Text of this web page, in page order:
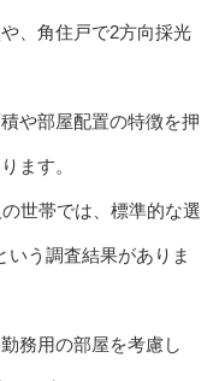
、角住戸で2方向採光
や部屋配置の特徴を押
ます。
世帯では、標準的な選
いう調査結果がありま
務用の部屋を考慮し